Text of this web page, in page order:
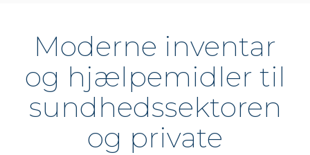
Moderne inventar
og hjælpe­midler til
sundheds­sektoren
og private